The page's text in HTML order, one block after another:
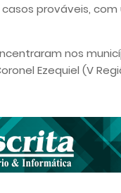
casos prováveis,
nos
Ezequiel (V